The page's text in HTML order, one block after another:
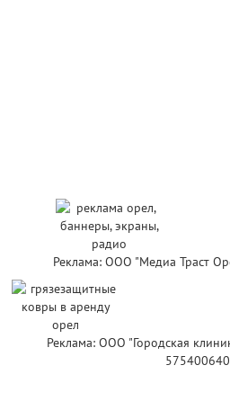
Реклама: ООО "Медиа Траст
Реклама: ООО "Городская